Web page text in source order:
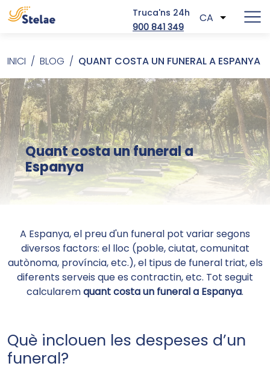
Truca'ns 24h
900 841 349
CA Llista les
Fil d'ariadna
INICI BLOG QUANT COSTA UN FUNERAL A ESPANYA
Quant costa un funeral a
Espanya
A Espanya, el preu d'un funeral pot variar segons
diversos factors: el lloc (poble, ciutat, comunitat
autònoma, província, etc.), el tipus de funeral triat, els
diferents serveis que es contractin, etc. Tot seguit
calcularemquant costa un funeral a Espanya.
Què inclouen les despeses d’un
funeral?